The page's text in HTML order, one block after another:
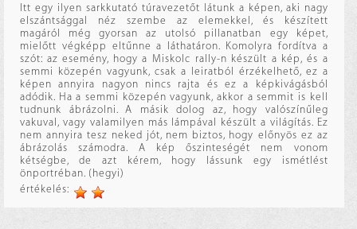
Itt egy ilyen sarkkutató túravezetőt látunk a képen, aki nagy
elszántsággal néz szembe az elemekkel, és készített
magáról még gyorsan az utolsó pillanatban egy képet,
mielőtt végképp eltűnne a láthatáron. Komolyra fordítva a
szót: az esemény, hogy a Miskolc rally-n készült a kép, és a
semmi közepén vagyunk, csak a leiratból érzékelhető, ez a
képen annyira nagyon nincs rajta és ez a képkivágásból
adódik. Ha a semmi közepén vagyunk, akkor a semmit is kell
tudnunk ábrázolni. A másik dolog az, hogy valószínűleg
vakuval, vagy valamilyen más lámpával készült a világítás. Ez
nem annyira tesz neked jót, nem biztos, hogy előnyös ez az
ábrázolás számodra. A kép őszinteségét nem vonom
kétségbe, de azt kérem, hogy lássunk egy ismétlést
önportréban. (hegyi)
értékelés: